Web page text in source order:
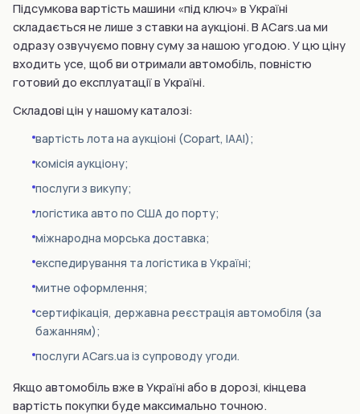
Підсумкова вартість машини «під ключ» в Україні
складається не лише з ставки на аукціоні. В ACars.ua ми
одразу озвучуємо повну суму за нашою угодою. У цю ціну
входить усе, щоб ви отримали автомобіль, повністю
готовий до експлуатації в Україні.
Складові цін у нашому каталозі:
вартість лота на аукціоні (Copart, IAAI);
комісія аукціону;
послуги з викупу;
логістика авто по США до порту;
міжнародна морська доставка;
експедирування та логістика в Україні;
митне оформлення;
сертифікація, державна реєстрація автомобіля (за
бажанням);
послуги ACars.ua із супроводу угоди.
Якщо автомобіль вже в Україні або в дорозі, кінцева
вартість покупки буде максимально точною.